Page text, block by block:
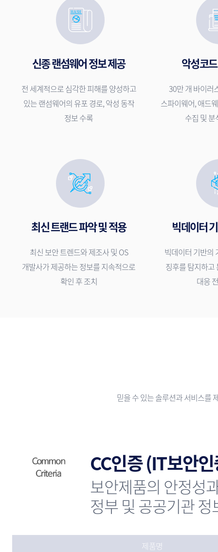
신종 랜섬웨어 정보 제공
전 세계적으로 심각한 피해를 양성하고
있는 랜섬웨어의 유포 경로, 악성 동작
정보 수록
악성코
30만 개 바이러
스파이웨어, 애드
수집 및
최신 트랜드 파악 및 적용
최신 보안 트렌드와 제조사 및 OS
개발사가 제공하는 정보를 지속적으로
확인 후 조치
빅데이터
빅데이터 기반의
징후를 탐지하고
대응
믿을 수 있는 솔루션과 서비스를
CC인증 (IT보안
보안제품의 안정성
정부 및 공공기관
제품명